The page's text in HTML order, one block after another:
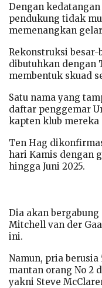
Dengan
pendukung tidak
memenangkan
Rekonstruksi besar-
dibutuhkan dengan
membentuk skuad
Satu nama yang
daftar penggemar
kapten klub mereka
Ten Hag
hari Kamis dengan
hingga Juni 2025.
Dia akan
Mitchell van der
ini.
Namun, pria
mantan orang No 2
yakni Steve